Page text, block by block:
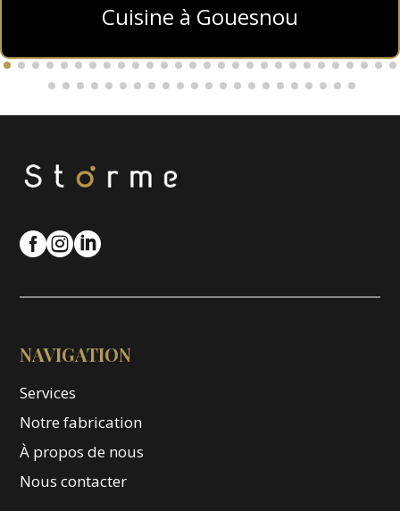
Cuisine à Gouesnou

NAVIGATION
Services
Notre fabrication
À propos de nous
Nous contacter